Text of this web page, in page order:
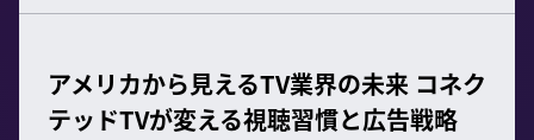
アメリカから見えるTV業界の未来 コネク
テッドTVが変える視聴習慣と広告戦略